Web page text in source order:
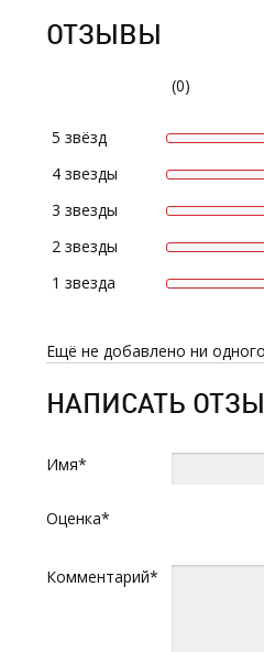
ОТЗЫВЫ
(0)
5 звёзд
4 звезды
3 звезды
2 звезды
1 звезда
Ещё не добавлено ни
НАПИСАТЬ
Имя*
Оценка*
Комментарий*